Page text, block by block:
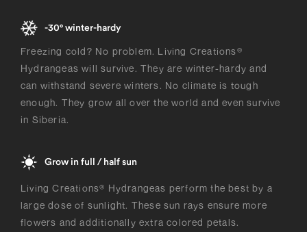
-30° winter-hardy
Freezing cold? No problem. Living Creations®
Hydrangeas will survive. They are winter-hardy and
can withstand severe winters. No climate is tough
enough. They grow all over the world and even survive
in Siberia.
Grow in full / half sun
Living Creations® Hydrangeas perform the best by a
large dose of sunlight. These sun rays ensure more
flowers and additionally extra colored petals.